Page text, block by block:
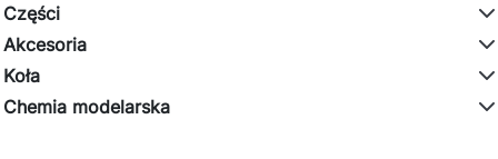
Części
Akcesoria
Koła
Chemia modelarska